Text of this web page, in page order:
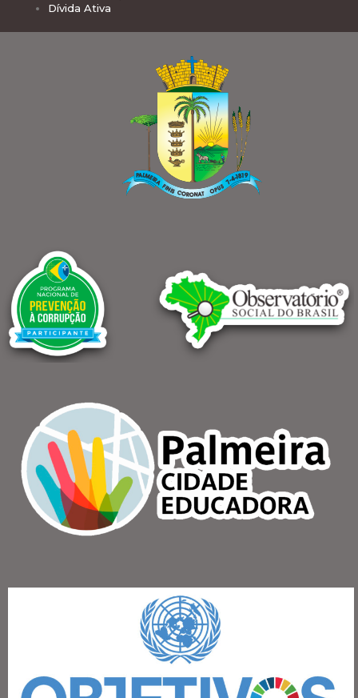
Dívida Ativa